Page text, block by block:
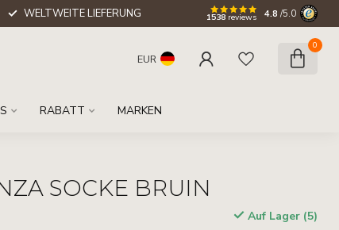
WELTWEITE LIEFERUNG 1538 reviews 4.8 /5.0
EUR
0
RABATT MARKEN
SOCKE BRUIN
Auf Lager (5)